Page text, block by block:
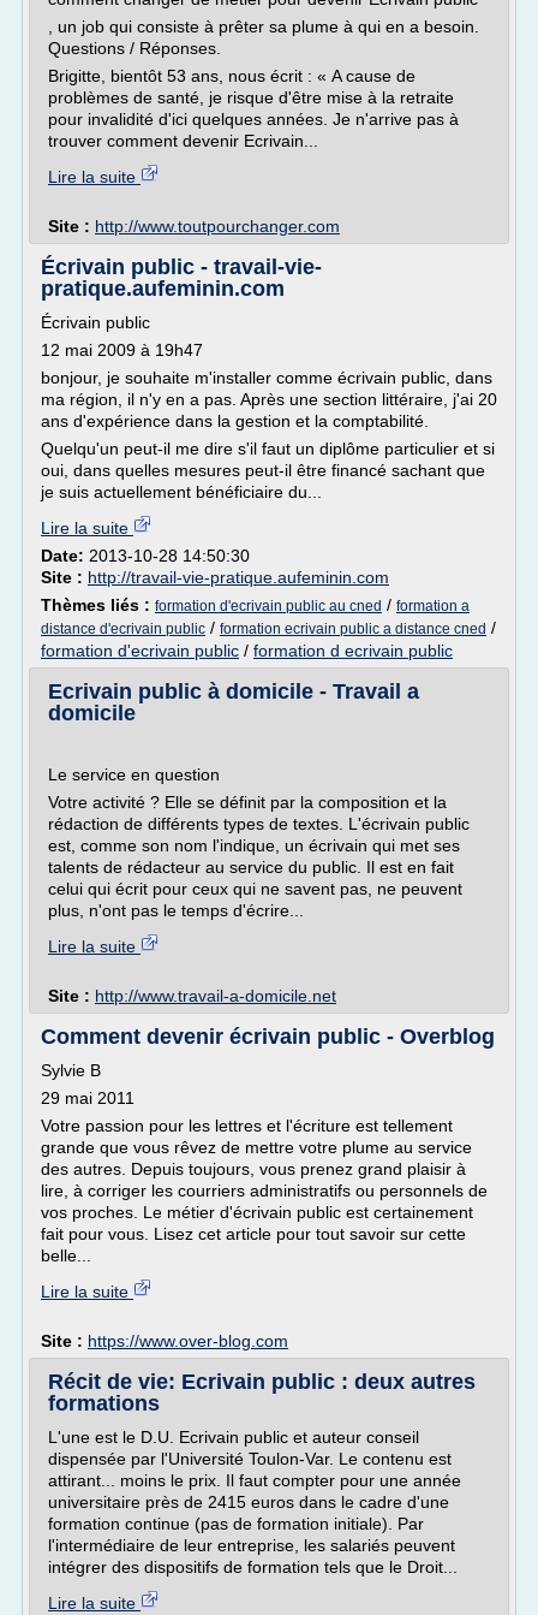
, un job qui consiste à prêter sa plume à qui en a besoin.
Questions / Réponses.
Brigitte, bientôt 53 ans, nous écrit : « A cause de
problèmes de santé, je risque d'être mise à la retraite
pour invalidité d'ici quelques années. Je n'arrive pas à
trouver comment devenir Ecrivain...
Lire la suite
Site : http://www.toutpourchanger.com
Écrivain public - travail-vie-
pratique.aufeminin.com
Écrivain public
12 mai 2009 à 19h47
bonjour, je souhaite m'installer comme écrivain public, dans
ma région, il n'y en a pas. Après une section littéraire, j'ai 20
ans d'expérience dans la gestion et la comptabilité.
Quelqu'un peut-il me dire s'il faut un diplôme particulier et si
oui, dans quelles mesures peut-il être financé sachant que
je suis actuellement bénéficiaire du...
Lire la suite
Date: 2013-10-28 14:50:30
Site : http://travail-vie-pratique.aufeminin.com
Thèmes liés : formation d'ecrivain public au cned / formation a
distance d'ecrivain public / formation ecrivain public a distance cned /
formation d'ecrivain public / formation d ecrivain public
Ecrivain public à domicile - Travail a
domicile
Le service en question
Votre activité ? Elle se définit par la composition et la
rédaction de différents types de textes. L'écrivain public
est, comme son nom l'indique, un écrivain qui met ses
talents de rédacteur au service du public. Il est en fait
celui qui écrit pour ceux qui ne savent pas, ne peuvent
plus, n'ont pas le temps d'écrire...
Lire la suite
Site : http://www.travail-a-domicile.net
Comment devenir écrivain public - Overblog
Sylvie B
29 mai 2011
Votre passion pour les lettres et l'écriture est tellement
grande que vous rêvez de mettre votre plume au service
des autres. Depuis toujours, vous prenez grand plaisir à
lire, à corriger les courriers administratifs ou personnels de
vos proches. Le métier d'écrivain public est certainement
fait pour vous. Lisez cet article pour tout savoir sur cette
belle...
Lire la suite
Site : https://www.over-blog.com
Récit de vie: Ecrivain public : deux autres
formations
L'une est le D.U. Ecrivain public et auteur conseil
dispensée par l'Université Toulon-Var. Le contenu est
attirant... moins le prix. Il faut compter pour une année
universitaire près de 2415 euros dans le cadre d'une
formation continue (pas de formation initiale). Par
l'intermédiaire de leur entreprise, les salariés peuvent
intégrer des dispositifs de formation tels que le Droit...
Lire la suite